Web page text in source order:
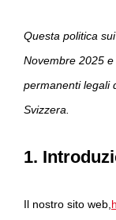
Questa politica
Novembre 2025
permanenti legali
Svizzera.
1.
Il nostro sito web,